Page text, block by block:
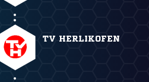
TV HERLIKOFEN